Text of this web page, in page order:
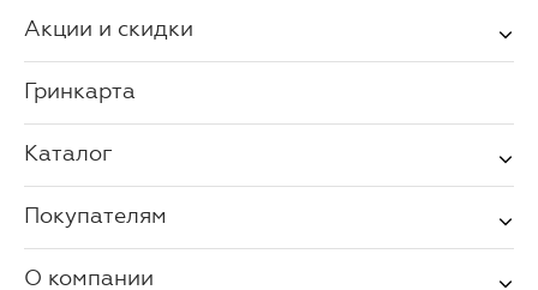
Акции и скидки
Гринкарта
Каталог
Покупателям
О компании